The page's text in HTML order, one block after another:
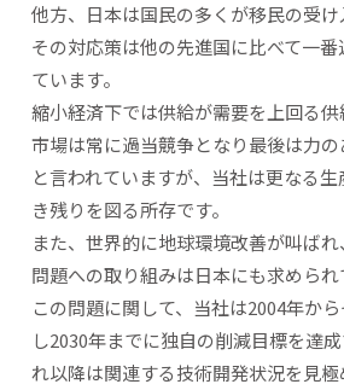
他方、日本は国民の多くが移民の受け
その対応策は他の先進国に比べて一
ています。
縮小経済下では供給が需要を上回る
市場は常に過当競争となり最後は力
と言われていますが、当社は更なる
き残りを図る所存です。
また、世界的に地球環境改善が叫ば
問題への取り組みは日本にも求められ
この問題に関して、当社は2004年か
し2030年までに独自の削減目標を達
れ以降は関連する技術開発状況を見